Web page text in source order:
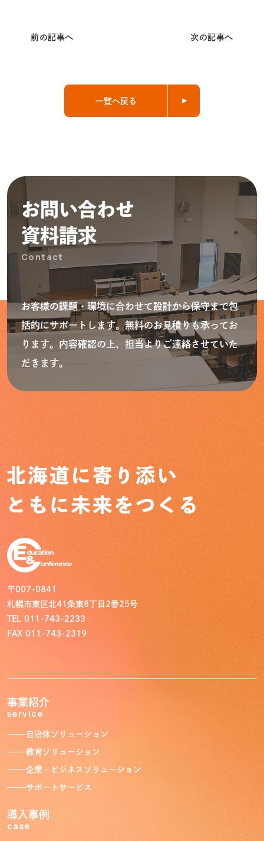
トップ
事業紹介
Service
自治体ソリューション
企業・ビジネスソリューション
前の記事へ 次の記事へ
一覧へ戻る
お問い合わせ
資料請求
Contact
お客様の課題・環境に合わせて設計から保守まで包
括的にサポートします。無料のお見積りも承ってお
ります。内容確認の上、担当よりご連絡させていた
だきます。
〒007-0841
札幌市東区北41条東8丁目2番25号
TEL 011-743-2233
FAX 011-743-2319
事業紹介
service
自治体ソリューション
教育ソリューション
企業・ビジネスソリューション
サポートサービス
導入事例
case